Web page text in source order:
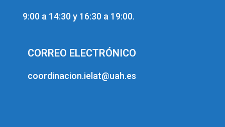
9:00 a 14:30 y 16:30 a 19:00.
CORREO ELECTRÓNICO
coordinacion.ielat@uah.es